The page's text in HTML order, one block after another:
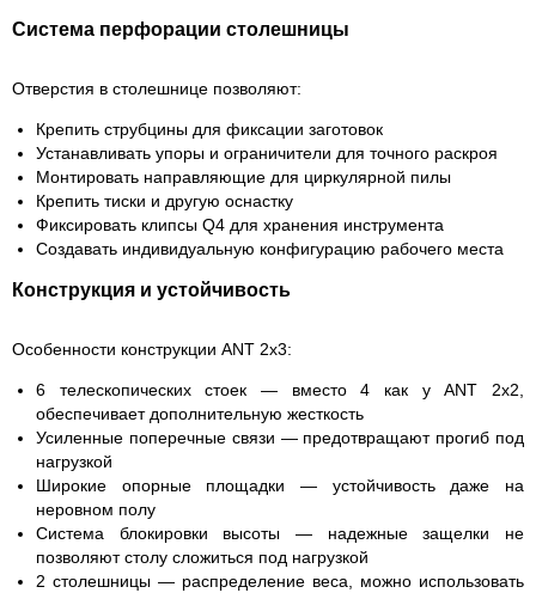
Система перфорации столешницы
Отверстия в столешнице позволяют:
Крепить струбцины для фиксации заготовок
Устанавливать упоры и ограничители для точного раскроя
Монтировать направляющие для циркулярной пилы
Крепить тиски и другую оснастку
Фиксировать клипсы Q4 для хранения инструмента
Создавать индивидуальную конфигурацию рабочего места
Конструкция и устойчивость
Особенности конструкции ANT 2x3:
6 телескопических стоек — вместо 4 как у ANT 2x2,
обеспечивает дополнительную жесткость
Усиленные поперечные связи — предотвращают прогиб под
нагрузкой
Широкие опорные площадки — устойчивость даже на
неровном полу
Система блокировки высоты — надежные защелки не
позволяют столу сложиться под нагрузкой
2 столешницы — распределение веса, можно использовать